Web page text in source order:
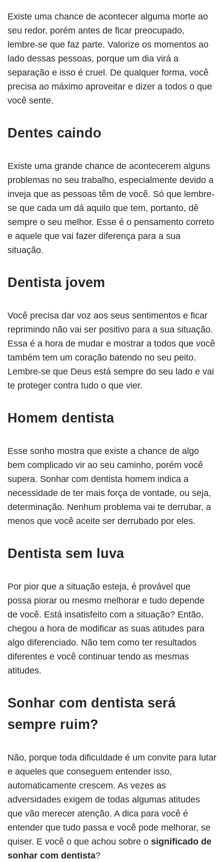
Existe uma chance de acontecer alguma morte ao
seu redor, porém antes de ficar preocupado,
lembre-se que faz parte. Valorize os momentos ao
lado dessas pessoas, porque um dia virá a
separação e isso é cruel. De qualquer forma, você
precisa ao máximo aproveitar e dizer a todos o que
você sente.
Dentes caindo
Existe uma grande chance de acontecerem alguns
problemas no seu trabalho, especialmente devido a
inveja que as pessoas têm de você. Só que lembre-
se que cada um dá aquilo que tem, portanto, dê
sempre o seu melhor. Esse é o pensamento correto
e aquele que vai fazer diferença para a sua
situação.
Dentista jovem
Você precisa dar voz aos seus sentimentos e ficar
reprimindo não vai ser positivo para a sua situação.
Essa é a hora de mudar e mostrar a todos que você
também tem um coração batendo no seu peito.
Lembre-se que Deus está sempre do seu lado e vai
te proteger contra tudo o que vier.
Homem dentista
Esse sonho mostra que existe a chance de algo
bem complicado vir ao seu caminho, porém você
supera. Sonhar com dentista homem indica a
necessidade de ter mais força de vontade, ou seja,
determinação. Nenhum problema vai te derrubar, a
menos que você aceite ser derrubado por eles.
Dentista sem luva
Por pior que a situação esteja, é provável que
possa piorar ou mesmo melhorar e tudo depende
de você. Está insatisfeito com a situação? Então,
chegou a hora de modificar as suas atitudes para
algo diferenciado. Não tem como ter resultados
diferentes e você continuar tendo as mesmas
atitudes.
Sonhar com dentista será
sempre ruim?
Não, porque toda dificuldade é um convite para lutar
e aqueles que conseguem entender isso,
automaticamente crescem. As vezes as
adversidades exigem de todas algumas atitudes
que vão merecer atenção. A dica para você é
entender que tudo passa e você pode melhorar, se
quiser. E você o que achou sobre o significado de
sonhar com dentista?